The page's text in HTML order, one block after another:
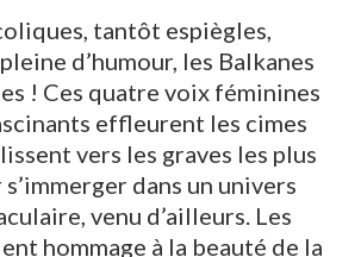
tantôt espiègles,
d’humour, les Balkanes
! Ces quatre voix féminines
effleurent les cimes
vers les graves les plus
dans un univers
venu d’ailleurs. Les
hommage à la beauté de la